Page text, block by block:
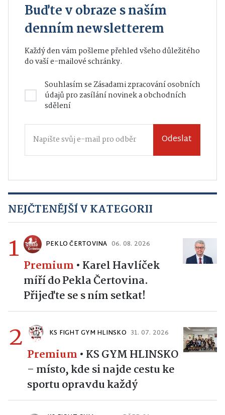
Buďte v obraze s naším
denním newsletterem
Každý den vám pošleme přehled všeho důležitého
do vaší e-mailové schránky.
Souhlasím seZásadami zpracování osobních
údajůpro zasílání novinek a obchodních
sdělení
Odeslat
NEJČTENĚJŠÍ V KATEGORII
1 PEKLO ČERTOVINA 06. 08. 2026
Premium • Karel Havlíček
míří do Pekla Čertovina.
Přijeďte se s ním setkat!
2 KS FIGHT GYM HLINSKO 31. 07. 2026
Premium • KS GYM HLINSKO
– místo, kde si najde cestu ke
sportu opravdu každý